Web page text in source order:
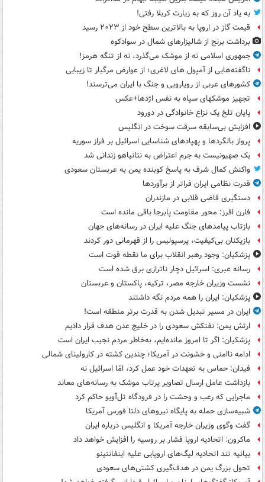
به یاد آن روز که به زیارت کربلا رفتی!
قیمت گاز در اروپا به بالاترین سطح خود از ۲۰۲۳ رسید
برداشت برنج از شالیزارهای شمال در سوادکوه
جمهوری اسلامی نه از موشک می‌گذرد، نه از تنگه هرمز!
ناگفته‌هایی از آمپول های لاغری؛ از عوارض مرگبار تا زیبایی
کشورهای عربی از رویارویی و جنگ با ایران می‌ترسند!
تجهیز موشکهای سپاه به نفس اژدها+عکس
پایان تلخ یک نزاع خانوادگی در دورود
افزایش بی‌سابقه سرقت سوخت در انگلیس
پرواز بالگردها و پهپادهای شناسایی اسرائیل بر فراز سوریه
یک صهیونیست به جرم اعتراض به نتانیاهو زندانی شد
واکنش کمال شرف به پاسخ کوبنده یمن به عربستان سعودی
قدرت نظامی ایران فراتر از برآوردها
دستگیری قاضی قلابی در مازندران
فارن افرز: محور مقاومت پابرجا باقی مانده است
بازتاب پیامدهای جنگ علیه ایران در رسانه‌های جهان
بازیکنان بی‌کیفیت، پرسپولیس را از قهرمانی دور کردند
پزشکیان: وجود رهبر انقلاب برای ما نقطه قوت است
رسانه عبری: اسرائیل دچار ناترازی برق شده است
نشست وزیران خارجه مصر، ترکیه، پاکستان و عربستان
پزشکیان: ایران را همه مردم نگه داشتند
ایران در مسیر تبدیل شدن به قدرت برتر منطقه است!
ارتش یمن: نفتکش سعودی را در خلیج عدن هدف قرار دادیم
پزشکیان: اگر تا امروز مانده‌ایم، به‌خاطر مردم نجیب ایران است
ادامه ناامنی و خشونت در آمریکا؛ چندین کشته در کارولینای شمالی
فیدان: حماس به تعهدات خود عمل کرد، امّا اسرائیل نه
بازداشت عامل ارسال تصاویر پرتاب موشک به رسانه‌های معاند
ماجرایی که رعب و وحشت را در فرودگاه تل‌آویو حاکم کرد
شبیه‌سازی حمله به پایگاه نیروهای دلتا فورس آمریکا
گفت وگوی وزیران خارجه آمریکا و انگلیس درباره ایران
ماکرون: اتحادیه اروپا فشار بر روسیه را افزایش خواهد داد
بیانیه تند اتحادیه لیگ‌های اروپایی علیه اینفانتینو
تحول بزرگ یمن در هدف‌گیری کشتی‌های سعودی